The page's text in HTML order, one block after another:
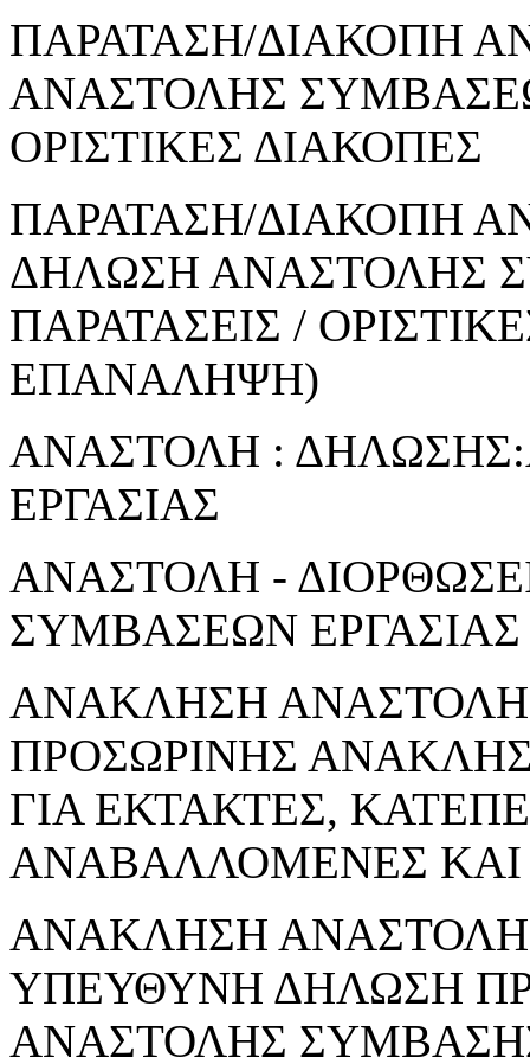
ΠΑΡΑΤΑΣΗ/ΔΙΑΚΟΠΗ
ΑΝΑΣΤΟΛΗΣ
ΟΡΙΣΤΙΚΕΣ ΔΙΑΚΟΠΕΣ
ΠΑΡΑΤΑΣΗ/ΔΙΑΚΟΠΗ
ΔΗΛΩΣΗ ΑΝΑΣΤΟΛΗΣ
ΠΑΡΑΤΑΣΕΙΣ /
ΕΠΑΝΑΛΗΨΗ)
ΑΝΑΣΤΟΛΗ :
ΕΡΓΑΣΙΑΣ
ΑΝΑΣΤΟΛΗ -
ΣΥΜΒΑΣΕΩΝ
ΑΝΑΚΛΗΣΗ
ΠΡΟΣΩΡΙΝΗΣ
ΓΙΑ ΕΚΤΑΚΤΕΣ,
ΑΝΑΒΑΛΛΟΜΕΝΕΣ ΚΑΙ
ΑΝΑΚΛΗΣΗ
ΥΠΕΥΘΥΝΗ ΔΗΛΩΣΗ
ΑΝΑΣΤΟΛΗΣ